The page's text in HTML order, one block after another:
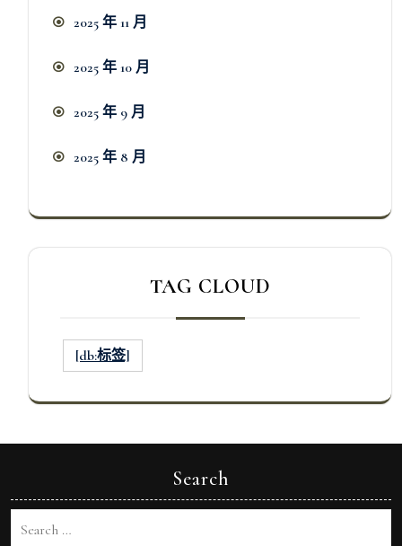
2025 年 11 月
2025 年 10 月
2025 年 9 月
2025 年 8 月
TAG CLOUD
[db:标签]
Search